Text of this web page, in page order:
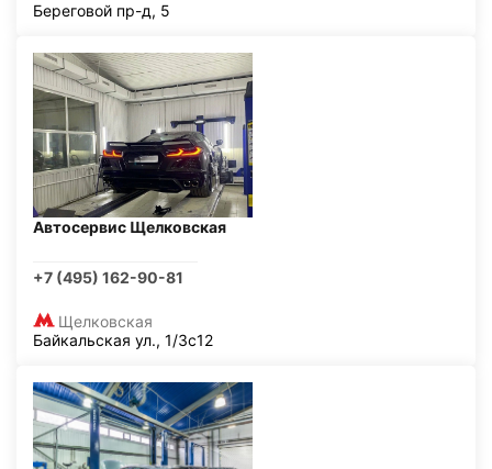
Береговой пр-д, 5
Автосервис Щелковская
+7 (495) 162-90-81
Щелковская
Байкальская ул., 1/3с12